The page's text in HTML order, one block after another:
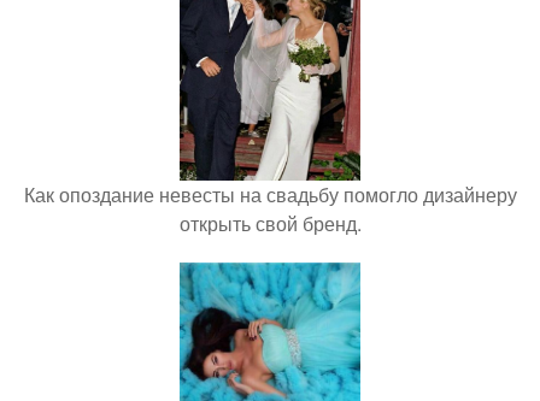
Как опоздание невесты на свадьбу помогло дизайнеру
открыть свой бренд.